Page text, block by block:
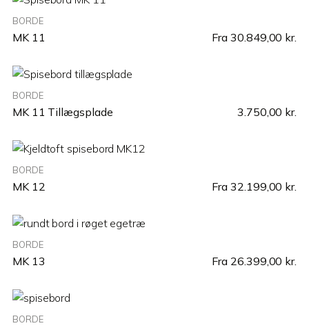
BORDE
MK 11 Fra30.849,00 kr.
BORDE
MK 11 Tillægsplade 3.750,00 kr.
BORDE
MK 12 Fra32.199,00 kr.
BORDE
MK 13 Fra 26.399,00 kr.
BORDE